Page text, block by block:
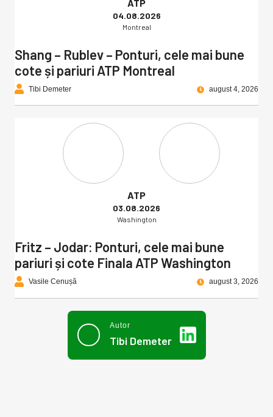
ATP
04.08.2026
Montreal
Shang – Rublev – Ponturi, cele mai bune
cote și pariuri ATP Montreal
Tibi Demeter august 4, 2026
ATP
03.08.2026
Washington
Fritz – Jodar: Ponturi, cele mai bune
pariuri și cote Finala ATP Washington
Vasile Cenușă august 3, 2026
Autor
Tibi Demeter